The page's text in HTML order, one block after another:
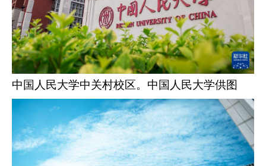
中国人民大学中关村校区。中国人民大学供图